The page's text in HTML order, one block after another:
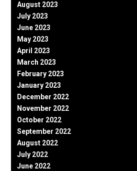
August 2023
July 2023
June 2023
May 2023
April 2023
March 2023
February 2023
January 2023
December 2022
November 2022
October 2022
September 2022
August 2022
July 2022
June 2022